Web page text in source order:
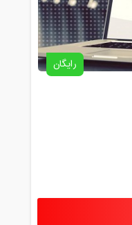
رایگان